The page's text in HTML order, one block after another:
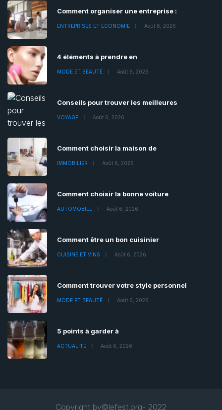
Comment organiser une entreprise :
ENTREPRISES ET ÉCONOMIE Août 6, 2026
4 éléments à prendre en
MODE ET BEAUTÉ Août 6, 2026
Conseils pour trouver les meilleures
VOYAGE Août 6, 2026
Comment choisir la maison de
IMMOBILIER Août 6, 2026
Comment choisir la bonne voiture
AUTOMOBILE Août 6, 2026
Comment être un bon cuisinier
CUISINE ET VINS Août 6, 2026
Comment trouver votre style personnel
MODE ET BEAUTÉ Août 6, 2026
5 points à garder à
ACTUALITÉ Août 6, 2026
Copyright by©lefest.org- 2022